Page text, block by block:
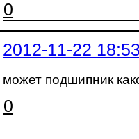
0
2012-11-22
может подшипник
0